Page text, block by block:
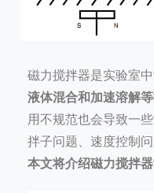
磁力搅拌器是实验室
液体混合和加速溶解
用不规范也会导致一
拌子问题、速度控制
本文将介绍磁力搅拌